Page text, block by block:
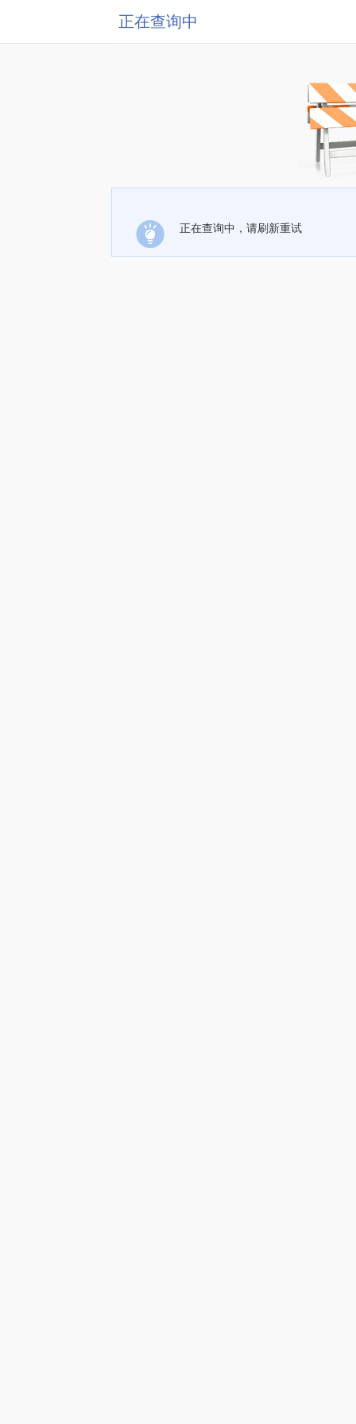
正在查询中
正在查询中，请刷新重试